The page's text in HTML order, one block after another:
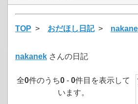
TOP > おだほし日記>
nakanek さんの日記
全0件のうち0 - 0件目を表示して
います。